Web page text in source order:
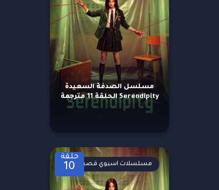
مسلسل الصدفة السعيدة
Serendipity الحلقة 11 مترجمة
حلقة
10 مسلسلات اسيوي قصيرة